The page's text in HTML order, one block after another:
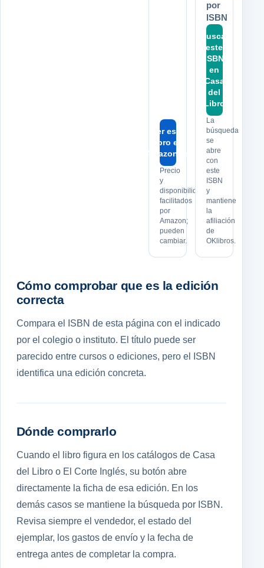
Ver este
libro en
Amazon.es
Precio
y
disponibilidad
facilitados
por
Amazon;
pueden
cambiar.
por
ISBN
Buscar
este
ISBN
en
Casa
del
Libro
La
búsqueda
se
abre
con
este
ISBN
y
mantiene
la
afiliación
de
OKlibros.
Cómo comprobar que es la edición
correcta
Compara el ISBN de esta página con el indicado
por el colegio o instituto. El título puede ser
parecido entre cursos o ediciones, pero el ISBN
identifica una edición concreta.
Dónde comprarlo
Cuando el libro figura en los catálogos de Casa
del Libro o El Corte Inglés, su botón abre
directamente la ficha de esa edición. En los
demás casos se mantiene la búsqueda por ISBN.
Revisa siempre el vendedor, el estado del
ejemplar, los gastos de envío y la fecha de
entrega antes de completar la compra.